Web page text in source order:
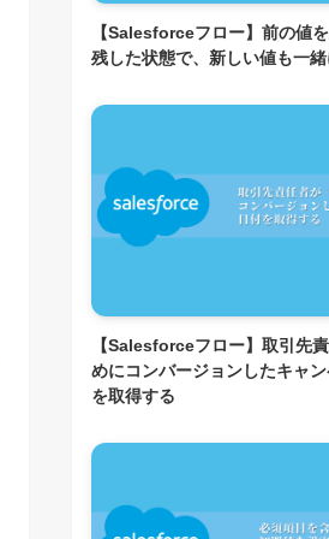
【Salesforceフロー】前の値
残した状態で、新しい値も一
【Salesforceフロー】取引先
めにコンバージョンしたキャ
を取得する